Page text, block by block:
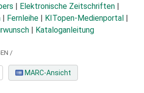
Elektronische Zeitschriften
Fernleihe KITopen-Medienportal
Kataloganleitung
/
MARC-Ansicht